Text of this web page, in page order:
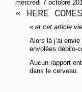
mercredi 7 octobre
« HERE
« et cet article
Alors là j’ai
envolées débilo-
Aucun rapport
dans le cerveau.